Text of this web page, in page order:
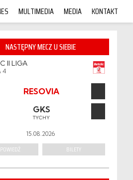
MULTIMEDIA MEDIA KONTAKT
NASTĘPNY MECZ U SIEBIE
II LIGA
4
RESOVIA
GKS
TYCHY
15.08.2026
BILETY